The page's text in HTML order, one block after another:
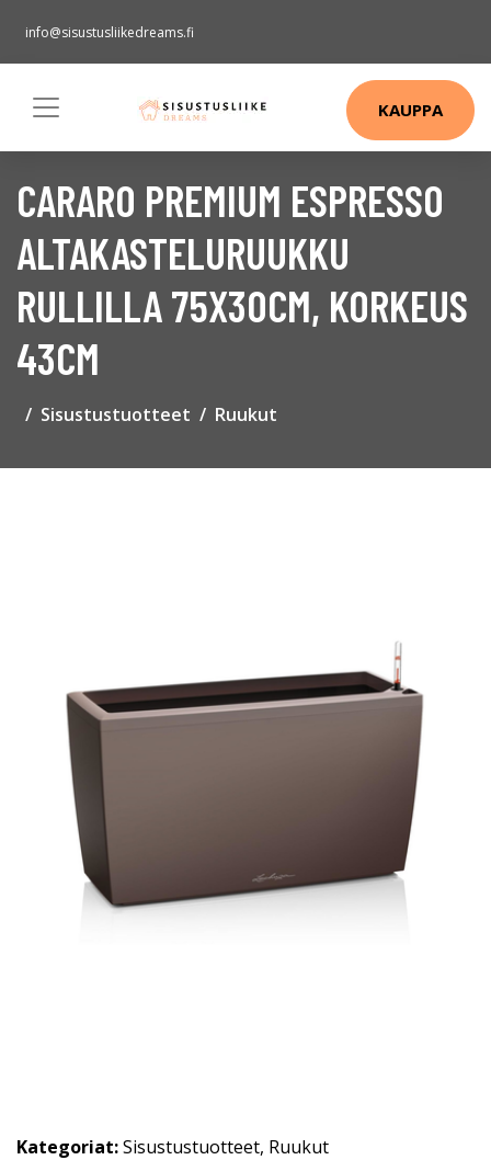
info@sisustusliikedreams.fi
KAUPPA
CARARO PREMIUM ESPRESSO
ALTAKASTELURUUKKU
RULLILLA 75X30CM, KORKEUS
43CM
Sisustustuotteet Ruukut
Kategoriat:Sisustustuotteet, Ruukut